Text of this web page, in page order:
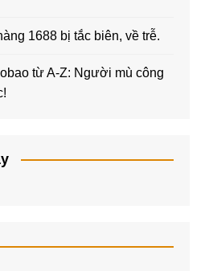
1688 bị tắc biên, về trễ.
từ A-Z: Người mù công